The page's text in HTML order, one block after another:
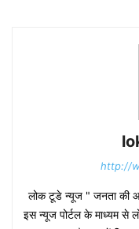
http://
लोक टूडे न्यूज " जनता की
इस न्यूज पोर्टल के माध्यम से